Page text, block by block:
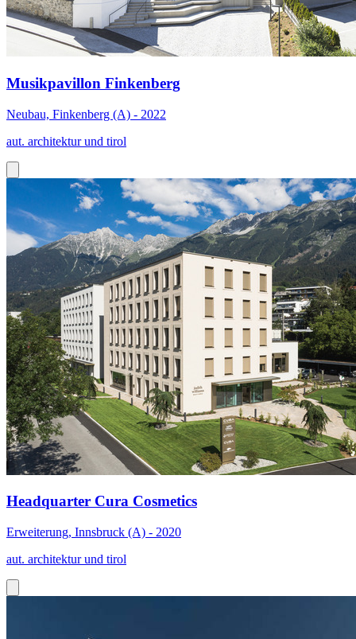
Musikpavillon Finkenberg
Neubau, Finkenberg (A) - 2022
aut. architektur und tirol
Headquarter Cura Cosmetics
Erweiterung, Innsbruck (A) - 2020
aut. architektur und tirol